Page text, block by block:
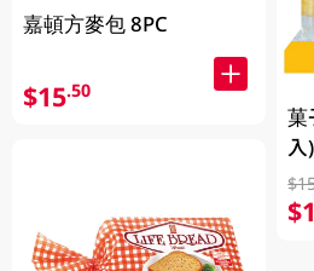
嘉頓方麥包 8PC
$15.50
菓
入